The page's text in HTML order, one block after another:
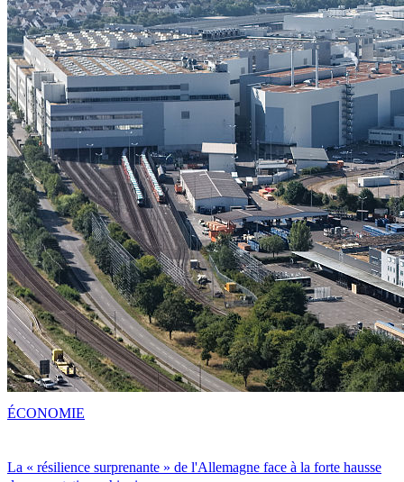
La « résilience surprenante » de l'Allemagne face à la forte hausse
ÉCONOMIE